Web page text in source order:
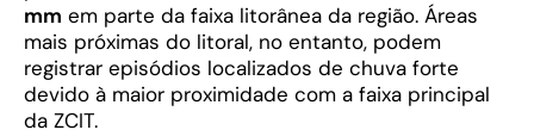
mm em parte da faixa litorânea da região. Áreas
mais próximas do litoral, no entanto, podem
registrar episódios localizados de chuva forte
devido à maior proximidade com a faixa principal
da ZCIT.